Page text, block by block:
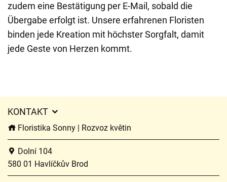
zudem eine Bestätigung per E-Mail, sobald die
Übergabe erfolgt ist. Unsere erfahrenen Floristen
binden jede Kreation mit höchster Sorgfalt, damit
jede Geste von Herzen kommt.
KONTAKT
Floristika Sonny | Rozvoz květin
Dolní 104
580 01 Havlíčkův Brod